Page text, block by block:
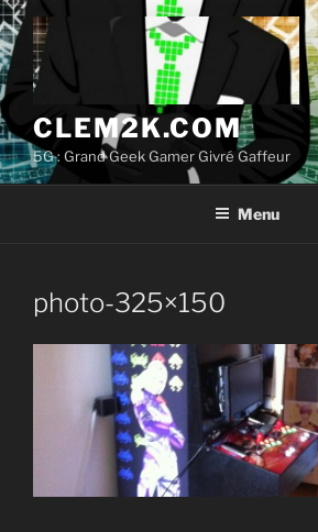
Aller
au
contenu
principal
CLEM2K.COM
5G : Grand Geek Gamer Givré Gaffeur
Menu
photo-325×150